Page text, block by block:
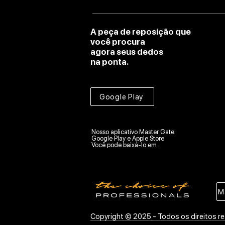
A peça de reposição que
você procura
agora seus dedos
na ponta.
Google Play
Nosso aplicativo Master Gate
Google Play e Apple Store
Você pode baixá-lo em .
Copyright © 2025 - Todos os direitos